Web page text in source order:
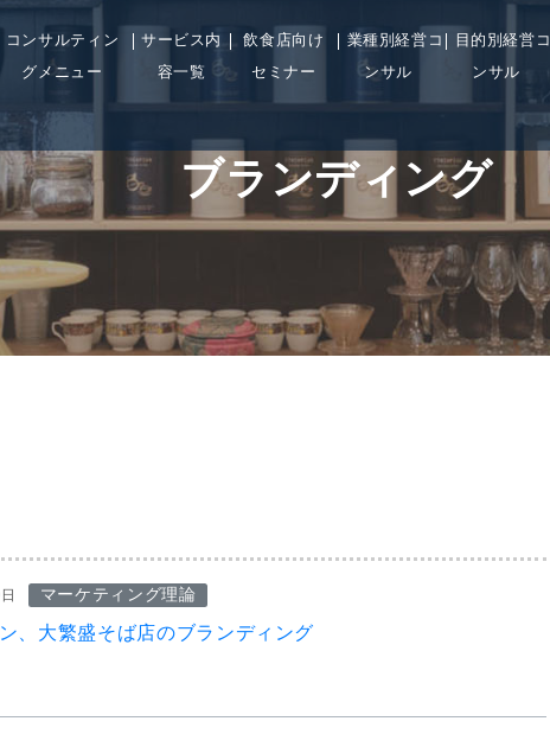
コンサルティン
グメニュー
サービス内
容一覧
飲食店向け
セミナー
業種別経営コ
ンサル
目的別経営コ
ンサル
ブランディング
マーケティング理論
、大繁盛そば店のブランディング